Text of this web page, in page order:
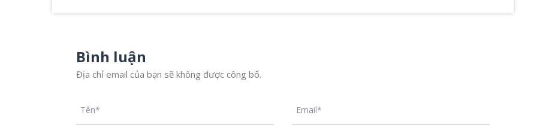
Bình luận
Địa chỉ email của bạn sẽ không được công bố.